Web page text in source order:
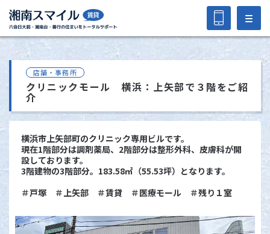
店舗・事務所
クリニックモール 横浜：上矢部で３階をご紹
介
横浜市上矢部町のクリニック専用ビルです。
現在1階部分は調剤薬局、2階部分は整形外科、皮膚科が開
設しております。
3階建物の3階部分。183.58㎡（55.53坪）となります。
＃戸塚 ＃上矢部 ＃賃貸 ＃医療モール ＃残り１室